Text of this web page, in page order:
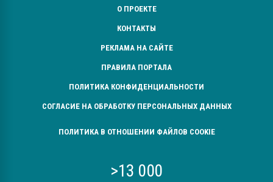
О ПРОЕКТЕ
КОНТАКТЫ
РЕКЛАМА НА САЙТЕ
ПРАВИЛА ПОРТАЛА
ПОЛИТИКА КОНФИДЕНЦИАЛЬНОСТИ
СОГЛАСИЕ НА ОБРАБОТКУ ПЕРСОНАЛЬНЫХ ДАННЫХ
ПОЛИТИКА В ОТНОШЕНИИ ФАЙЛОВ COOKIE
>13 000